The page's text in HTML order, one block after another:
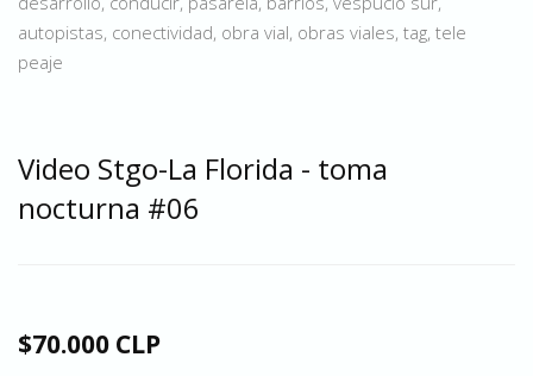
autopistas, conectividad, obra vial, obras viales, tag, tele
peaje
Video Stgo-La Florida - toma
nocturna #06
$70.000 CLP